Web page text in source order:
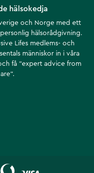
hälsokedja
och Norge med ett
hälsorådgivning.
Lifes medlems- och
människor in i våra
få ”expert advice from